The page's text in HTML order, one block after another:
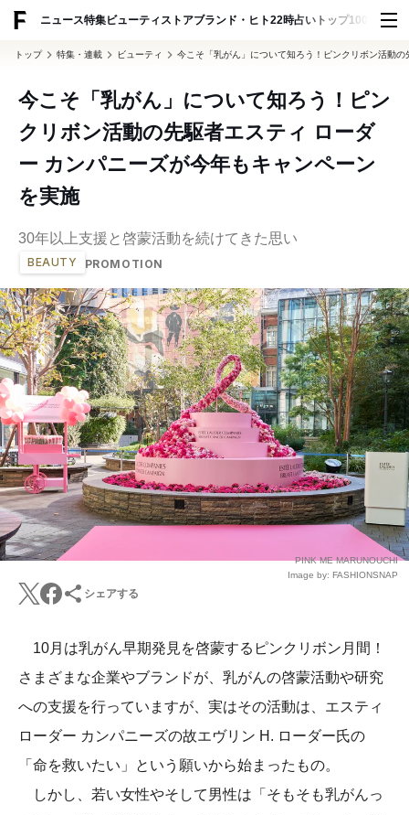
ニュース特集ビューティ ストアブランド・ヒト22時占い トップ100 スナッ
トップ 特集・連載 ビューティ 今こそ「乳がん」について知ろう！ピンクリボン活動
今こそ「乳がん」について知ろう！ピン
クリボン活動の先駆者エスティ ローダ
ー カンパニーズが今年もキャンペーン
を実施
30年以上支援と啓蒙活動を続けてきた思い
BEAUTY PROMOTION
PINK ME MARUNOUCHI
Image by: FASHIONSNAP
シェアする
10月は乳がん早期発見を啓蒙するピンクリボン月間！
さまざまな企業やブランドが、乳がんの啓蒙活動や研究
への支援を行っていますが、実はその活動は、エスティ
ローダー カンパニーズの故エヴリン H. ローダー氏の
「命を救いたい」という願いから始まったもの。
しかし、若い女性やそして男性は「そもそも乳がんっ